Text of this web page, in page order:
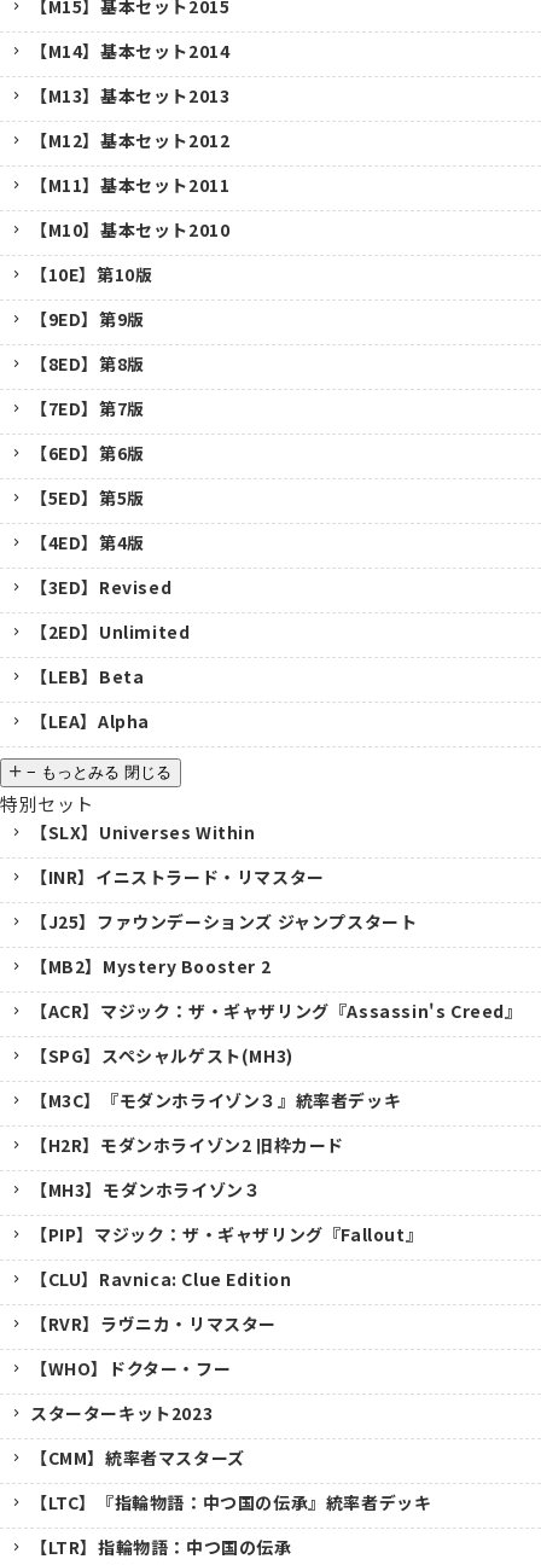
【M15】基本セット2015
【M14】基本セット2014
【M13】基本セット2013
【M12】基本セット2012
【M11】基本セット2011
【M10】基本セット2010
【10E】第10版
【9ED】第9版
【8ED】第8版
【7ED】第7版
【6ED】第6版
【5ED】第5版
【4ED】第4版
【3ED】Revised
【2ED】Unlimited
【LEB】Beta
【LEA】Alpha
− もっとみる 閉じる
特別セット
【SLX】Universes Within
【INR】イニストラード・リマスター
【J25】ファウンデーションズ ジャンプスタート
【MB2】Mystery Booster 2
【ACR】マジック：ザ・ギャザリング『Assassin's Creed』
【SPG】スペシャルゲスト(MH3)
【M3C】『モダンホライゾン３』統率者デッキ
【H2R】モダンホライゾン2 旧枠カード
【MH3】モダンホライゾン３
【PIP】マジック：ザ・ギャザリング『Fallout』
【CLU】Ravnica: Clue Edition
【RVR】ラヴニカ・リマスター
【WHO】ドクター・フー
スターターキット2023
【CMM】統率者マスターズ
【LTC】『指輪物語：中つ国の伝承』統率者デッキ
【LTR】指輪物語：中つ国の伝承